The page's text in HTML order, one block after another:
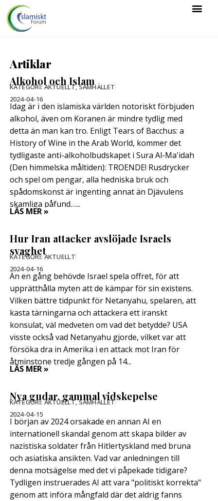
Artiklar
Alkohol och Islam
KATEGORI:AKTUELLT,SAMHÄLLET
2024-04-16
Idag är i den islamiska världen notoriskt förbjuden
alkohol, även om Koranen är mindre tydlig med
detta än man kan tro. Enligt Tears of Bacchus: a
History of Wine in the Arab World, kommer det
tydligaste anti-alkoholbudskapet i Sura Al-Ma'idah
(Den himmelska måltiden): TROENDE! Rusdrycker
och spel om pengar, alla hedniska bruk och
spådomskonst är ingenting annat än Djävulens
skamliga påfund…...
LÄS MER »
Hur Iran attacker avslöjade Israels
svaghet
KATEGORI: AKTUELLT
2024-04-16
Än en gång behövde Israel spela offret, för att
upprätthålla myten att de kämpar för sin existens.
Vilken bättre tidpunkt för Netanyahu, spelaren, att
kasta tärningarna och attackera ett iranskt
konsulat, väl medveten om vad det betydde? USA
visste också vad Netanyahu gjorde, vilket var att
försöka dra in Amerika i en attack mot Iran för
åtminstone tredje gången på 14...
LÄS MER »
Nya gudar, gammal vidskepelse
KATEGORI:AKTUELLT,SAMHÄLLET
2024-04-15
I början av 2024 orsakade en annan AI en
internationell skandal genom att skapa bilder av
nazistiska soldater från Hitlertyskland med bruna
och asiatiska ansikten. Vad var anledningen till
denna motsägelse med det vi påpekade tidigare?
Tydligen instruerades AI att vara "politiskt korrekta"
genom att införa mångfald där det aldrig fanns